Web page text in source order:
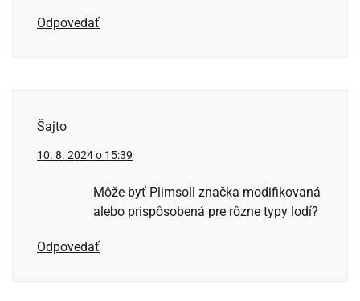
Odpovedať
Šajto
10. 8. 2024 o 15:39
Môže byť Plimsoll značka modifikovaná
alebo prispôsobená pre rôzne typy lodí?
Odpovedať